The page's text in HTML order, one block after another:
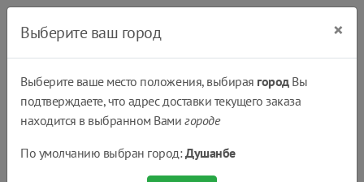
Выберите ваш город ×
Выберите ваше место положения, выбирая городВы
подтверждаете, что адрес доставки текущего заказа
находится в выбранном Вамигороде
По умолчанию выбран город:Душанбе